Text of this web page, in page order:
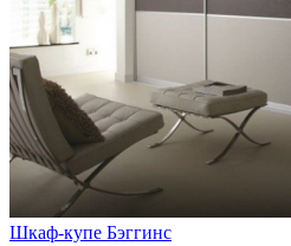
Шкаф-купе Бэггинс